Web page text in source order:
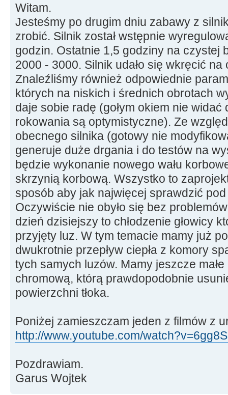
Witam.
Jesteśmy po drugim dniu zabawy z
zrobić. Silnik został wstępnie
godzin. Ostatnie 1,5 godziny na czystej
2000 - 3000. Silnik udało się wkręcić na
Znaleźliśmy również odpowiednie
których na niskich i średnich obrotach
daje sobie radę (gołym okiem nie widać
rokowania są optymistyczne). Ze
obecnego silnika (gotowy nie
generuje duże drgania i do testów na
będzie wykonanie nowego wału
skrzynią korbową. Wszystko to
sposób aby jak najwięcej sprawdzić
Oczywiście nie obyło się bez
dzień dzisiejszy to chłodzenie głowicy
przyjęty luz. W tym temacie mamy już
dwukrotnie przepływ ciepła z komory
tych samych luzów. Mamy jeszcze
chromową, którą prawdopodobnie
powierzchni tłoka.
Poniżej zamieszczam jeden z filmów z
http://www.youtube.com/
Pozdrawiam.
Garus Wojtek